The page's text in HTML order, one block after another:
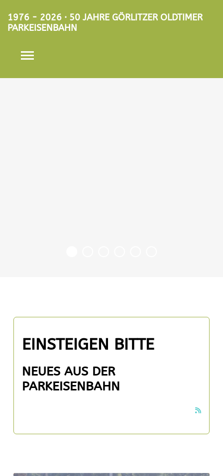
1976 - 2026 · 50 JAHRE GÖRLITZER OLDTIMER
PARKEISENBAHN
EINSTEIGEN BITTE
NEUES AUS DER
PARKEISENBAHN